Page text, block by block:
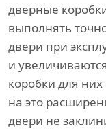
дверные
выполнять
двери при
и
коробки для
на это
двери не